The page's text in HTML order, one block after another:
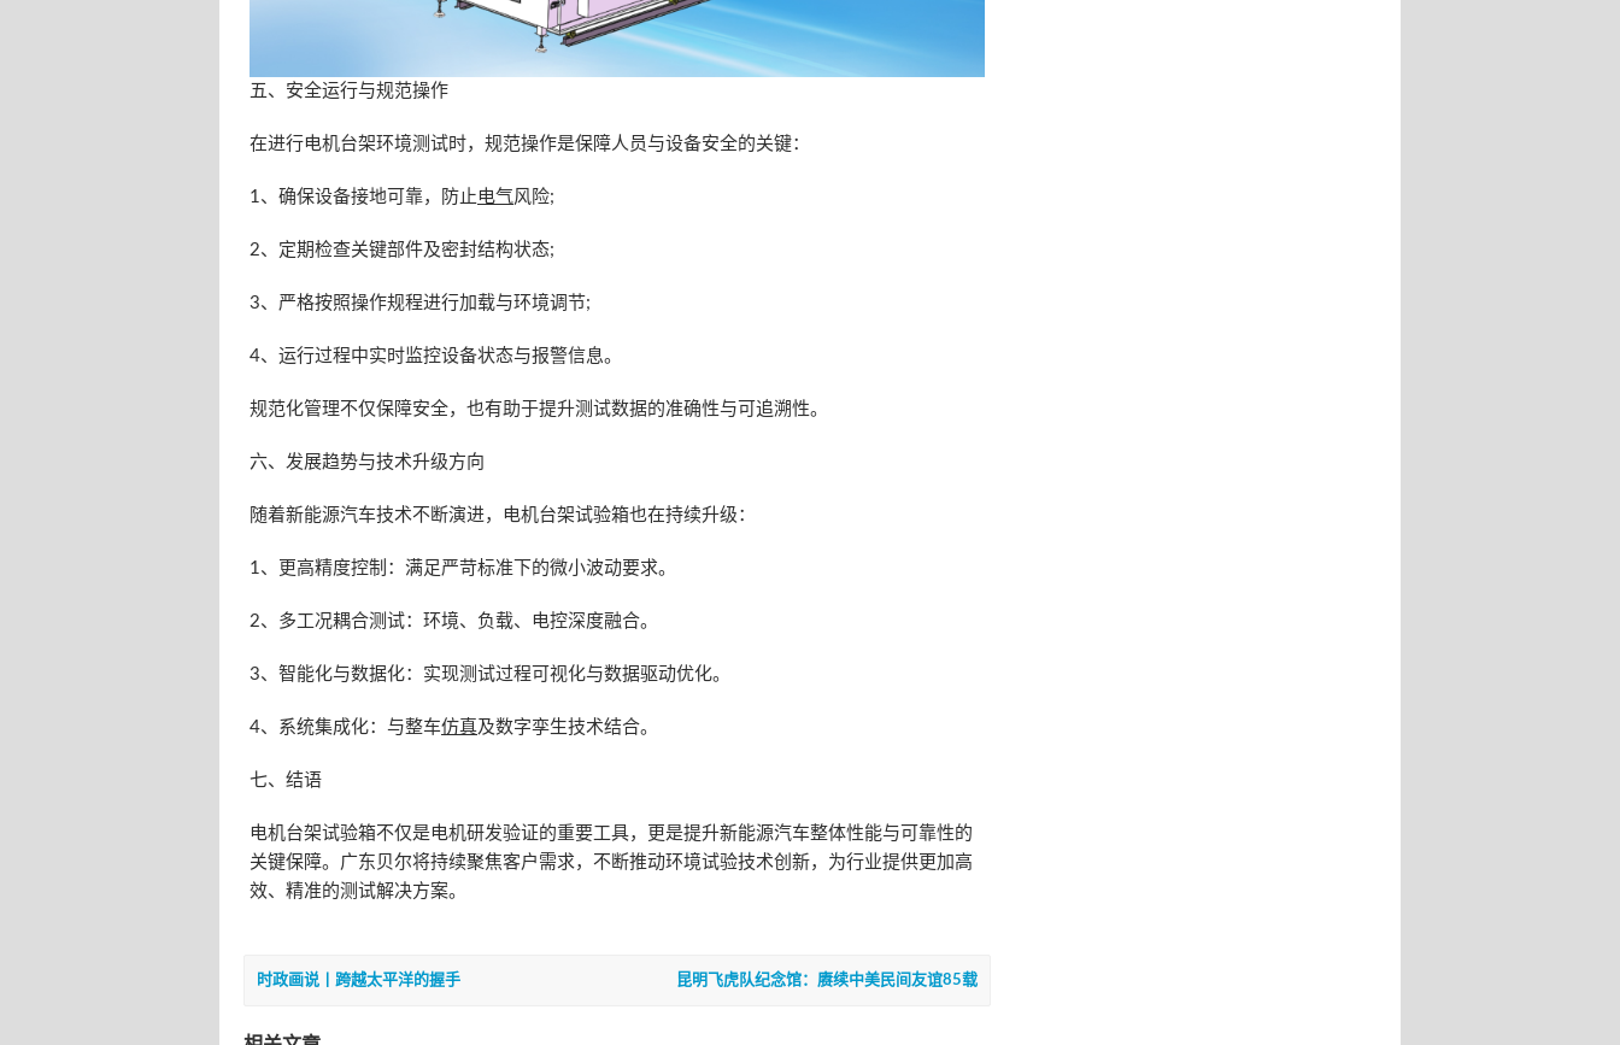
五、安全运行与规范操作
在进行电机台架环境测试时，规范操作是保障人员与设备安全的关键：
1、确保设备接地可靠，防止 电气风险;
2、定期检查关键部件及密封结构状态;
3、严格按照操作规程进行加载与环境调节;
4、运行过程中实时监控设备状态与报警信息。
规范化管理不仅保障安全，也有助于提升测试数据的准确性与可追溯性。
六、发展趋势与技术升级方向
随着新能源汽车技术不断演进，电机台架试验箱也在持续升级：
1、更高精度控制：满足严苛标准下的微小波动要求。
2、多工况耦合测试：环境、负载、电控深度融合。
3、智能化与数据化：实现测试过程可视化与数据驱动优化。
4、系统集成化：与整车仿真及数字孪生技术结合。
七、结语
电机台架试验箱不仅是电机研发验证的重要工具，更是提升新能源汽车整体性能与可靠性的
关键保障。广东贝尔将持续聚焦客户需求，不断推动环境试验技术创新，为行业提供更加高
效、精准的测试解决方案。
时政画说丨跨越太平洋的握手 昆明飞虎队纪念馆：赓续中美民间友谊85载